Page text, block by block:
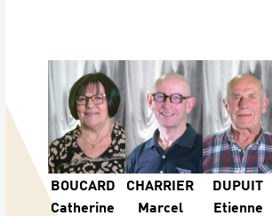
BOUCARD
Catherine
CHARRIER
Marcel
DUPUIT
Etienne